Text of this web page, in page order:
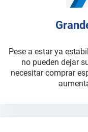
Pese a estar ya
no pueden dejar
necesitar comprar